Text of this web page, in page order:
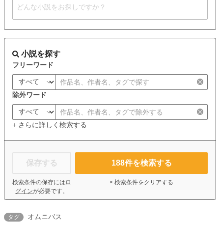
小説を探す
フリーワード
除外ワード
+ さらに詳しく検索する
保存する
検索条件の保存には ロ
グインが必要です。
188件を検索する
× 検索条件をクリアする
タグ オムニバス